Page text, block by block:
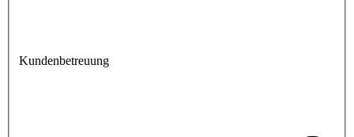
Kundenbetreuung